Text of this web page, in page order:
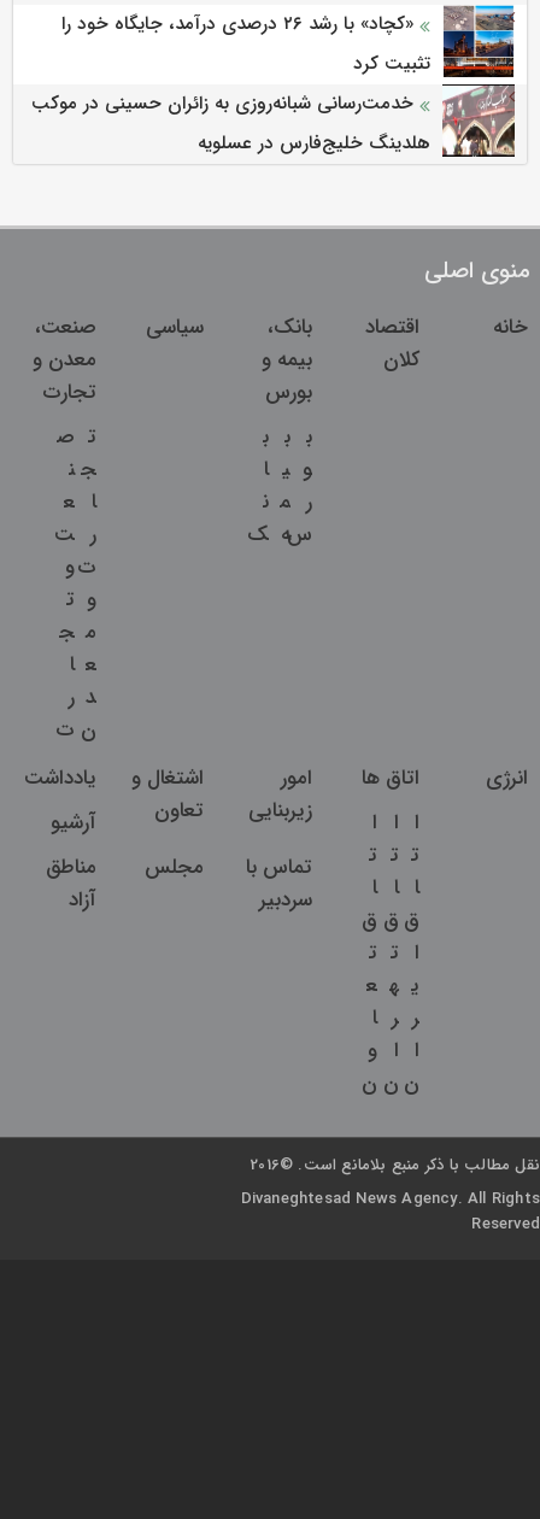
«کچاد» با رشد ۲۶ درصدی درآمد، جایگاه خود را
تثبیت کرد
خدمت‌رسانی شبانه‌روزی به زائران حسینی در موکب
هلدینگ خلیج‌فارس در عسلویه
منوی اصلی
خانه
اقتصاد
کلان
بانک،
بیمه و
بورس
ب
و
ر
س
ب
ی
م
ه
ب
ا
ن
ک
سیاسی
صنعت،
معدن و
تجارت
ت
ج
ا
ر
ت
و
م
ع
د
ن
ص
ن
ع
ت
و
ت
ج
ا
ر
ت
انرژی
اتاق ها
ا
ت
ا
ق
ا
ی
ر
ا
ن
ا
ت
ا
ق
ت
ه
ر
ا
ن
ا
ت
ا
ق
ت
ع
ا
و
ن
امور
زیربنایی
اشتغال و
تعاون
یادداشت
آرشیو
تماس با
سردبیر
مجلس
مناطق
آزاد
نقل مطالب با ذکر منبع بلامانع است. ©2016
Divaneghtesad News Agency. All Rights
Reserved